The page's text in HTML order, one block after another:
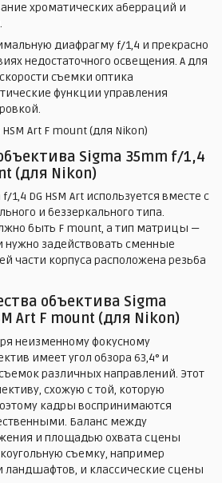
хроматических аберраций и
диафрагму f/1,4 и прекрасно
недостаточного освещения. А для
съемки оптика
функции управления
Sigma 35mm f/1,4
(для Nikon)
DG HSM Art используется вместе с
и беззеркального типа.
быть F mount, а тип матрицы —
нужно задействовать сменные
части корпуса расположена резьба
объектива Sigma
Art F mount (для Nikon)
неизменному фокусному
имеет угол обзора 63,4° и
различных направлений. Этот
схожую с той, которую
кадры воспринимаются
Баланс между
и площадью охвата сцены
съемку, например
ландшафтов, и классические сцены